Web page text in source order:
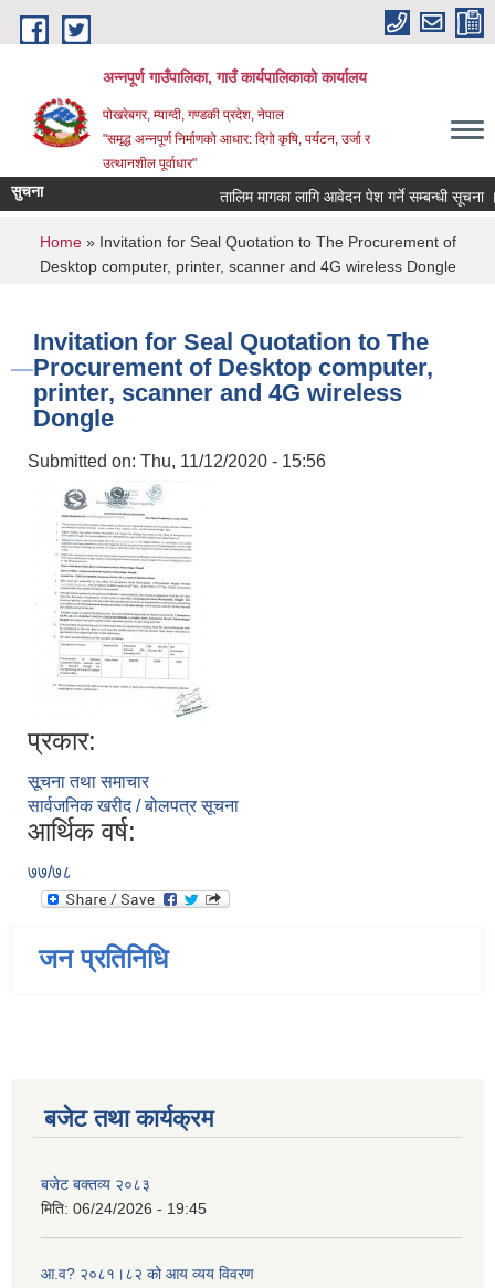
Skip to main content
अन्‍नपूर्ण गाउँपालिका, गाउँ कार्यपालिकाको कार्यालय
पोखरेबगर, म्याग्दी, गण्डकी प्रदेश, नेपाल
"समृद्ध अन्‍नपूर्ण निर्माणको आधार: दिगो कृषि, पर्यटन, उर्जा र
उत्थानशील पूर्वाधार"
सुचना तालिम मागका लागि आवेदन पेश गर्ने सम्बन्धी सूचना ।।
You are here
Home» Invitation for Seal Quotation to The Procurement of
Desktop computer, printer, scanner and 4G wireless Dongle
Invitation for Seal Quotation to The
Procurement of Desktop computer,
printer, scanner and 4G wireless
Dongle
Submitted on: Thu, 11/12/2020 - 15:56
प्रकार:
सूचना तथा समाचार
सार्वजनिक खरीद / बोलपत्र सूचना
आर्थिक वर्ष:
७७/७८
जन प्रतिनिधि
बजेट तथा कार्यक्रम
बजेट बक्तव्य २०८३
मिति: 06/24/2026 - 19:45
आ.व? २०८१।८२ को आय व्यय विवरण